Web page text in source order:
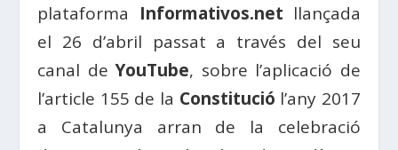
plataforma Informativos.net llançada
el 26 d’abril passat a través del seu
canal deYouTube, sobre l’aplicació de
l’article 155 de la Constitució l’any 2017
a Catalunya arran de la celebració